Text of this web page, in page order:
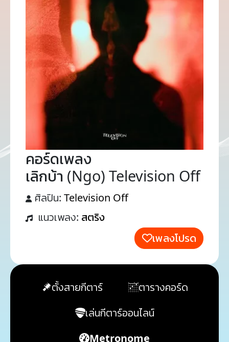
คอร์ดเพลง
เลิกบ้า (Ngo) Television Off
ศิลปิน: Television Off
แนวเพลง: สตริง
เพลงโปรด
ตั้งสายกีตาร์
ตารางคอร์ด
เล่นกีตาร์ออนไลน์
Metronome